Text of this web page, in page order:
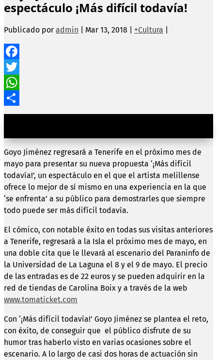
espectáculo ¡Más difícil todavía!
Publicado por admin Mar 13, 2018 +Cultura
Facebook
Twitter
WhatsApp
Compartir
Goyo Jiménez regresará a Tenerife en el próximo mes de
mayo para presentar su nueva propuesta ‘¡Más difícil
todavía!’, un espectáculo en el que el artista melillense
ofrece lo mejor de sí mismo en una experiencia en la que
‘se enfrenta’ a su público para demostrarles que siempre
todo puede ser más difícil todavía.
El cómico, con notable éxito en todas sus visitas anteriores
a Tenerife, regresará a la Isla el próximo mes de mayo, en
una doble cita que le llevará al escenario del Paraninfo de
la Universidad de La Laguna el 8 y el 9 de mayo. El precio
de las entradas es de 22 euros y se pueden adquirir en la
red de tiendas de Carolina Boix y a través de la web
www.tomaticket.com
Con ‘¡Más difícil todavía!’ Goyo Jiménez se plantea el reto,
con éxito, de conseguir que el público disfrute de su
humor tras haberlo visto en varias ocasiones sobre el
escenario. A lo largo de casi dos horas de actuación sin